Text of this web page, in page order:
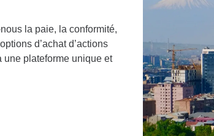
la paie, la conformité,
d’achat d’actions
une plateforme unique et